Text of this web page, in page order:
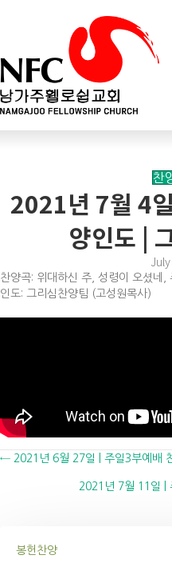
찬
2021년 7월 4
양인도 |
July
찬양곡: 위대하신 주, 성령이 오셨네,
인도: 그리심찬양팀 (고성원목사)
Posts
navigation
← 2021년 6월 27일 | 주일3부예배
2021년 7월 11일 |
봉헌찬양